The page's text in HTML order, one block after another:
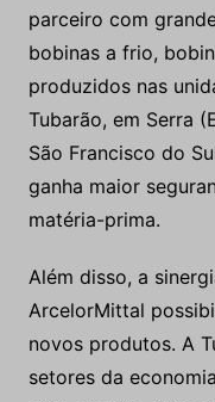
parceiro com
bobinas a frio,
produzidos nas
Tubarão, em Serra
São Francisco do
ganha maior
matéria-prima.
Além disso, a
ArcelorMittal
novos produtos. A
setores da